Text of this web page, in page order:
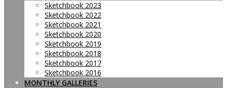
Sketchbook 2023
Sketchbook 2022
Sketchbook 2021
Sketchbook 2020
Sketchbook 2019
Sketchbook 2018
Sketchbook 2017
Sketchbook 2016
MONTHLY GALLERIES